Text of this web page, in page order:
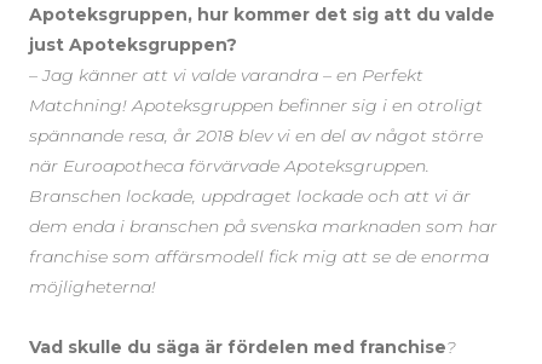
Apoteksgruppen, hur kommer det sig att du valde
just Apoteksgruppen?
–Jag känner att vi valde varandra – en Perfekt
Matchning! Apoteksgruppen befinner sig i en otroligt
spännande resa, år 2018 blev vi en del av något större
när Euroapotheca förvärvade Apoteksgruppen.
Branschen lockade, uppdraget lockade och att vi är
dem enda i branschen på svenska marknaden som har
franchise som affärsmodell fick mig att se de enorma
möjligheterna!
Vad skulle du säga är fördelen med franchise?